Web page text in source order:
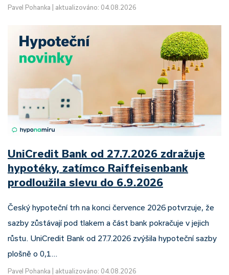
Pavel Pohanka aktualizováno: 04.08.2026
UniCredit Bank od 27.7.2026 zdražuje
hypotéky, zatímco Raiffeisenbank
prodloužila slevu do 6.9.2026
Český hypoteční trh na konci července 2026 potvrzuje, že
sazby zůstávají pod tlakem a část bank pokračuje v jejich
růstu. UniCredit Bank od 27.7.2026 zvýšila hypoteční sazby
plošně o 0,1…
Pavel Pohanka
aktualizováno: 04.08.2026